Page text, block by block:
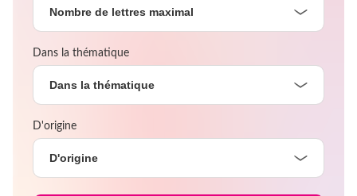
Nombre de lettres maximal
Dans la thématique
Dans la thématique
D'origine
D'origine